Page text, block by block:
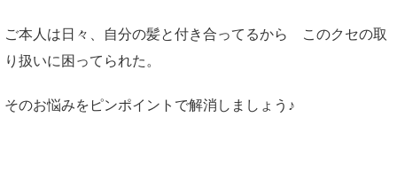
ご本人は日々、自分の髪と付き合ってるから このクセの取
り扱いに困ってられた。
そのお悩みをピンポイントで解消しましょう♪